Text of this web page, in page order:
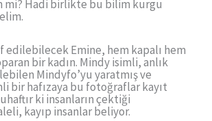
mi? Hadi birlikte bu bilim kurgu
edilebilecek Emine, hem kapalı hem
bir kadın. Mindy isimli, anlık
Mindyfo’yu yaratmış ve
bir hafızaya bu fotoğraflar kayıt
ki insanların çektiği
kayıp insanlar beliyor.